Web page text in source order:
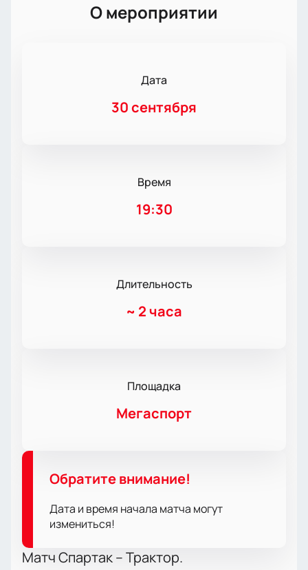
О мероприятии
Дата
30 сентября
Время
19:30
Длительность
~ 2 часа
Площадка
Мегаспорт
Обратите внимание!
Дата и время начала матча могут
измениться!
Матч Спартак – Трактор.